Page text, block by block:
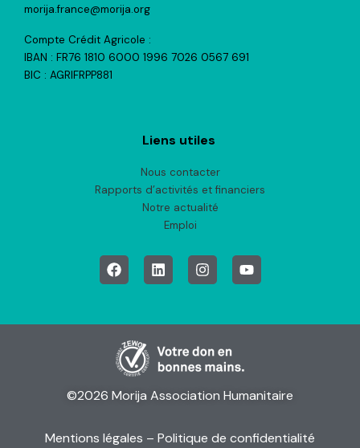
morija.france@morija.org
Compte Crédit Agricole :
IBAN : FR76 1810 6000 1996 7026 0567 691
BIC : AGRIFRPP881
Liens utiles
Nous contacter
Rapports d’activités et financiers
Notre actualité
Emploi
©2026 Morija Association Humanitaire
Mentions légales – Politique de confidentialité